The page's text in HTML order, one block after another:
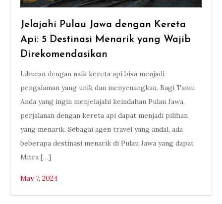
Jelajahi Pulau Jawa dengan Kereta
Api: 5 Destinasi Menarik yang Wajib
Direkomendasikan
Liburan dengan naik kereta api bisa menjadi
pengalaman yang unik dan menyenangkan. Bagi Tamu
Anda yang ingin menjelajahi keindahan Pulau Jawa,
perjalanan dengan kereta api dapat menjadi pilihan
yang menarik. Sebagai agen travel yang andal, ada
beberapa destinasi menarik di Pulau Jawa yang dapat
Mitra […]
May 7, 2024